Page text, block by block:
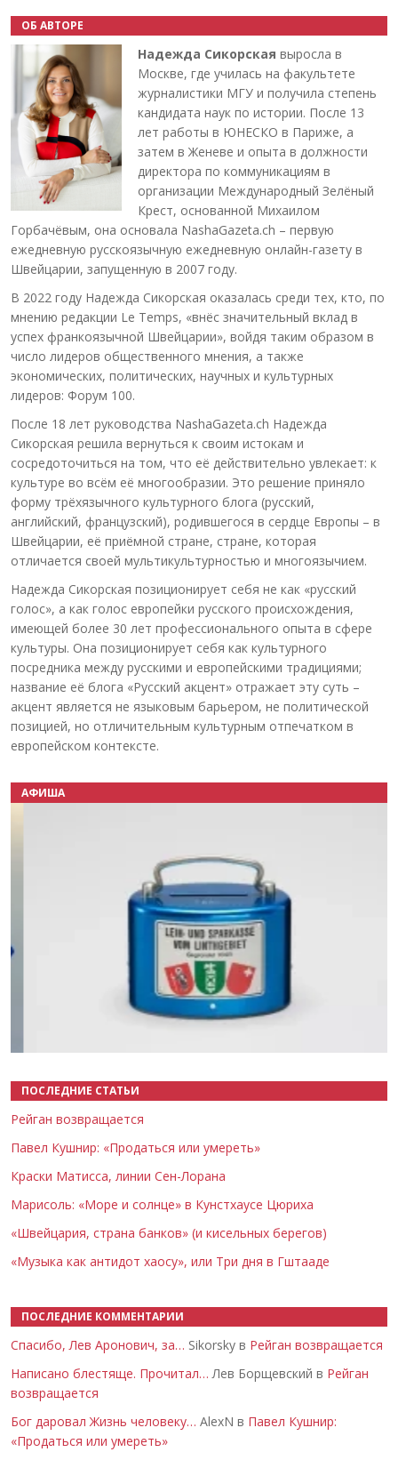
ОБ АВТОРЕ
Надежда Сикорская выросла в
Москве, где училась на факультете
журналистики МГУ и получила степень
кандидата наук по истории. После 13
лет работы в ЮНЕСКО в Париже, а
затем в Женеве и опыта в должности
директора по коммуникациям в
организации Международный Зелёный
Крест, основанной Михаилом
Горбачёвым, она основала NashaGazeta.ch – первую
ежедневную русскоязычную ежедневную онлайн-газету в
Швейцарии, запущенную в 2007 году.
В 2022 году Надежда Сикорская оказалась среди тех, кто, по
мнению редакции Le Temps, «внёс значительный вклад в
успех франкоязычной Швейцарии», войдя таким образом в
число лидеров общественного мнения, а также
экономических, политических, научных и культурных
лидеров: Форум 100.
После 18 лет руководства NashaGazeta.ch Надежда
Сикорская решила вернуться к своим истокам и
сосредоточиться на том, что её действительно увлекает: к
культуре во всём её многообразии. Это решение приняло
форму трёхязычного культурного блога (русский,
английский, французский), родившегося в сердце Европы – в
Швейцарии, её приёмной стране, стране, которая
отличается своей мультикультурностью и многоязычием.
Надежда Сикорская позиционирует себя не как «русский
голос», а как голос европейки русского происхождения,
имеющей более 30 лет профессионального опыта в сфере
культуры. Она позиционирует себя как культурного
посредника между русскими и европейскими традициями;
название её блога «Русский акцент» отражает эту суть –
акцент является не языковым барьером, не политической
позицией, но отличительным культурным отпечатком в
европейском контексте.
АФИША
ПОСЛЕДНИЕ СТАТЬИ
Рейган возвращается
Павел Кушнир: «Продаться или умереть»
Краски Матисса, линии Сен-Лорана
Марисоль: «Море и солнце» в Кунстхаусе Цюриха
«Швейцария, страна банков» (и кисельных берегов)
«Музыка как антидот хаосу», или Три дня в Гштааде
ПОСЛЕДНИЕ КОММЕНТАРИИ
Спасибо, Лев Аронович, за… Sikorsky в Рейган возвращается
Написано блестяще. Прочитал… Лев Борщевский в Рейган
возвращается
Бог даровал Жизнь человеку… AlexN в Павел Кушнир:
«Продаться или умереть»